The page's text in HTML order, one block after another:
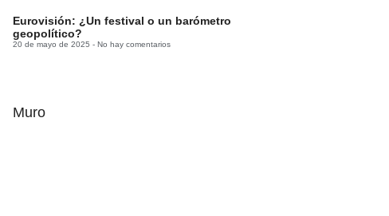
Eurovisión: ¿Un festival o un barómetro
geopolítico?
20 de mayo de 2025 No hay comentarios
Muro